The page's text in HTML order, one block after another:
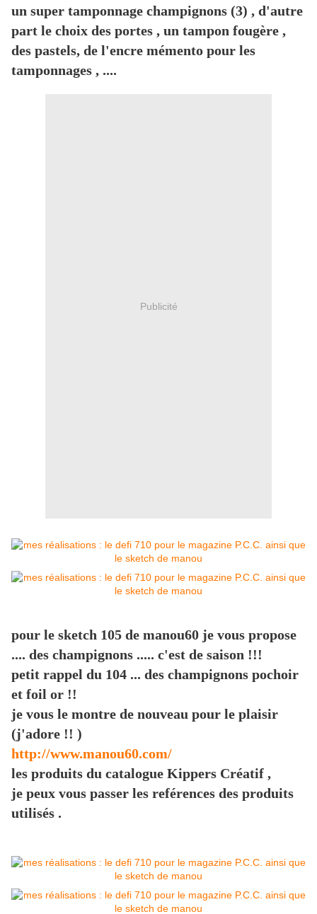
un super tamponnage champignons (3) , d'autre
part le choix des portes , un tampon fougère ,
des pastels, de l'encre mémento pour les
tamponnages , ....
Publicité
pour le sketch 105 de manou60 je vous propose
.... des champignons ..... c'est de saison !!!
petit rappel du 104 ... des champignons pochoir
et foil or !!
je vous le montre de nouveau pour le plaisir
(j'adore !! )
http://www.manou60.com/
les produits du catalogue Kippers Créatif ,
je peux vous passer les reférences des produits
utilisés .